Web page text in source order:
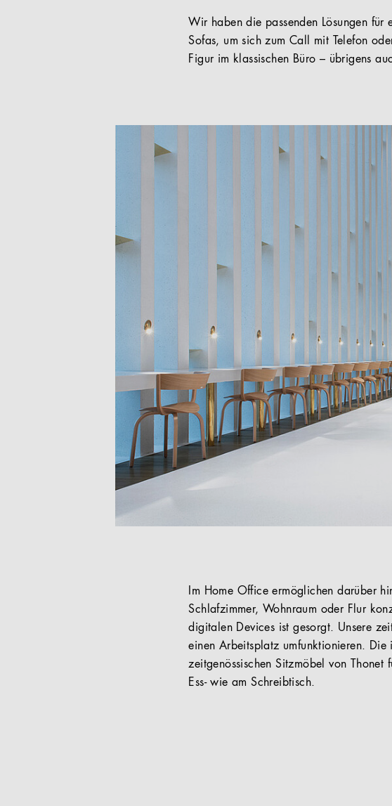
Wir haben die passenden Lösungen für
Sofas, um sich zum Call mit Telefon
Figur im klassischen Büro – übrigens
Im Home Office ermöglichen darüber
Schlafzimmer, Wohnraum oder Flur
digitalen Devices ist gesorgt. Unsere
einen Arbeitsplatz umfunktionieren. Die
zeitgenössischen Sitzmöbel von
Ess- wie am Schreibtisch.